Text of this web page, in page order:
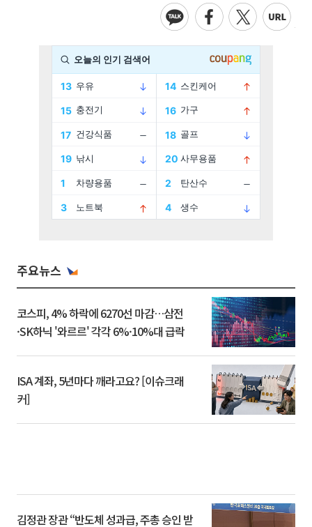
주요뉴스
코스피, 4% 하락에 6270선 마감…삼전
·SK하닉 '와르르' 각각 6%·10%대 급락
ISA 계좌, 5년마다 깨라고요? [이슈크래
커]
김정관 장관 “반도체 성과급, 주총 승인 받